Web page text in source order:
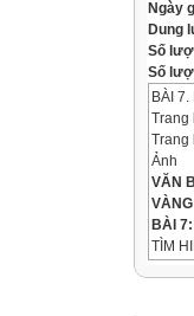
Ngày
Dung
Số
Số
BÀI
Trang
Trang
Ảnh
VĂN
VÀNG
BÀI
TÌM